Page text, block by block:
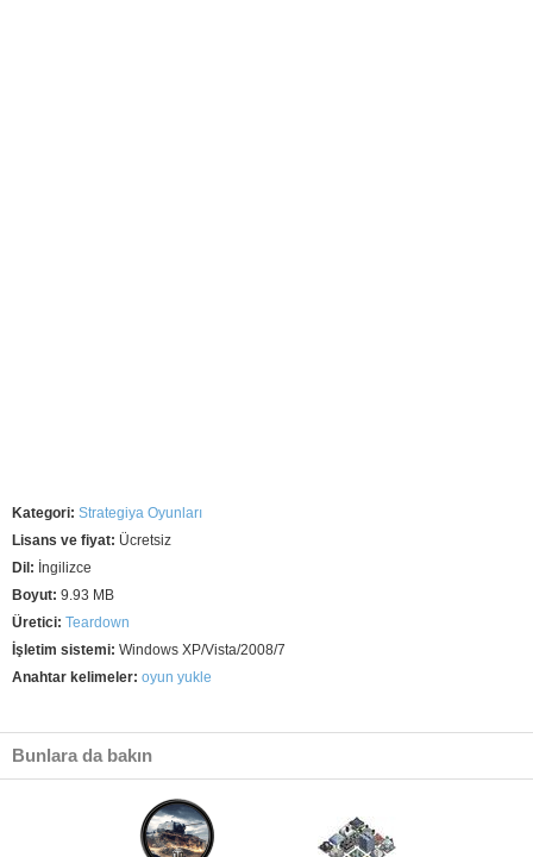
Kategori: Strategiya Oyunları
Lisans ve fiyat: Ücretsiz
Dil: İngilizce
Boyut: 9.93 MB
Üretici: Teardown
İşletim sistemi: Windows XP/Vista/2008/7
Anahtar kelimeler: oyun yukle
Bunlara da bakın